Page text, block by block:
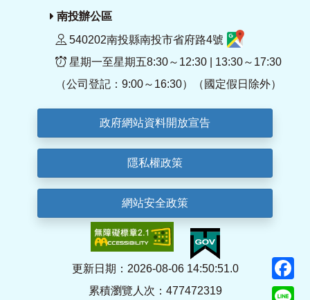
南投辦公區
540202南投縣南投市省府路4號
星期一至星期五8:30～12:30 | 13:30～17:30
（公司登記：9:00～16:30）（國定假日除外）
政府網站資料開放宣告
隱私權政策
網站安全政策
更新日期：2026-08-06 14:50:51.0
累積瀏覽人次：477472319